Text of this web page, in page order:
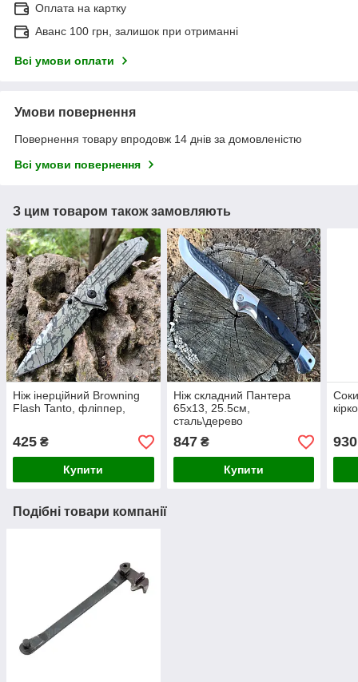
Оплата на картку
Аванс 100 грн, залишок при отриманні
Всі умови оплати
Умови повернення
Повернення товару впродовж 14 днів за домовленістю
Всі умови повернення
З цим товаром також замовляють
Ніж інерційний Browning
Flash Tanto, фліппер,
425 ₴
Купити
Ніж складний Пантера
65x13, 25.5см,
сталь\дерево
847₴
Купити
930
Подібні товари компанії